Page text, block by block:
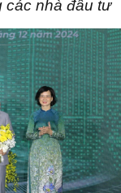
các nhà đầu tư